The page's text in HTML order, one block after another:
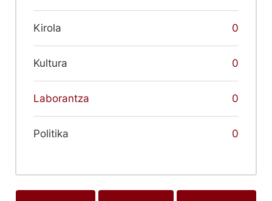
Kirola 0
Kultura 0
Laborantza 0
Politika 0